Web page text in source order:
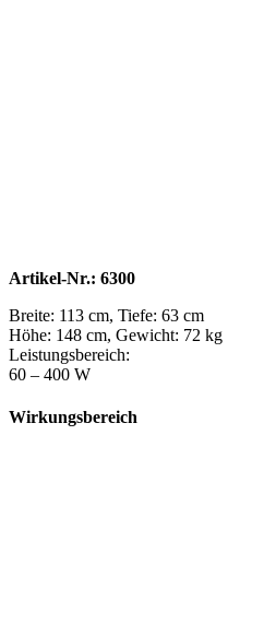
Artikel-Nr.: 6300
Breite: 113 cm, Tiefe: 63 cm
Höhe: 148 cm, Gewicht: 72 kg
Leistungsbereich:
60 – 400 W
Wirkungsbereich